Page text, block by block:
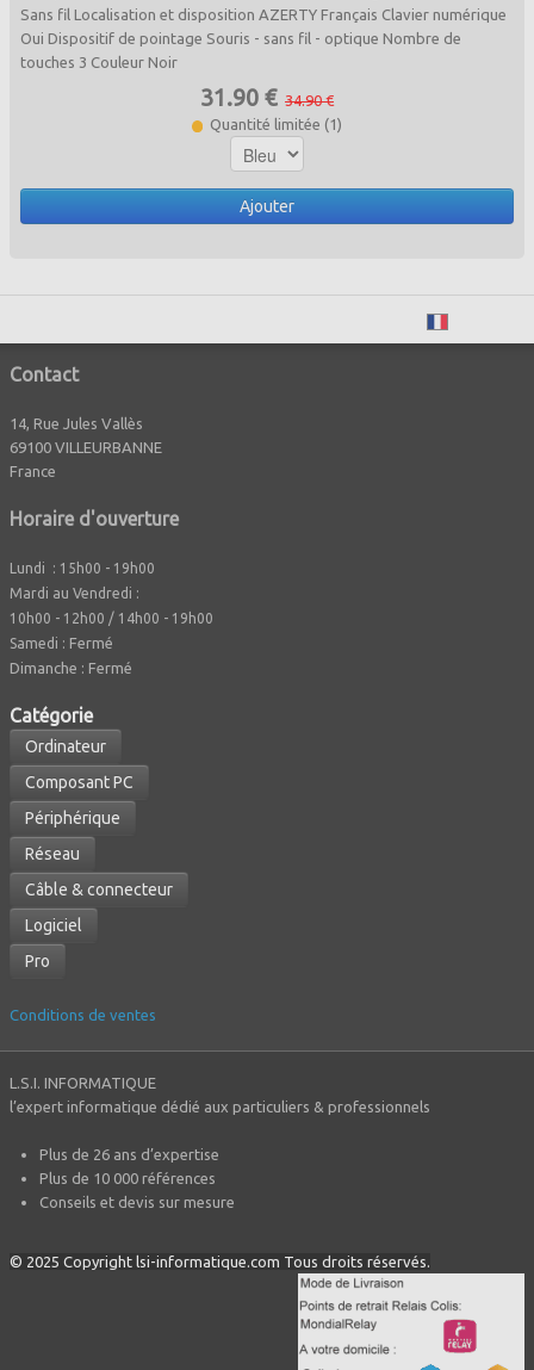
Sans fil Localisation et disposition AZERTY Français Clavier numérique
Oui Dispositif de pointage Souris - sans fil - optique Nombre de
touches 3 Couleur Noir
31.90 € 34.90 €
Quantité limitée (1)
Ajouter
Contact
14, Rue Jules Vallès
69100 VILLEURBANNE
France
Horaire d'ouverture
Lundi : 15h00 - 19h00
Mardi au Vendredi :
10h00 - 12h00 / 14h00 - 19h00
Samedi : Fermé
Dimanche : Fermé
Catégorie
Ordinateur
Composant PC
Périphérique
Réseau
Câble & connecteur
Logiciel
Pro
Conditions de ventes
L.S.I. INFORMATIQUE
l’expert informatique dédié aux particuliers & professionnels
Plus de 26 ans d’expertise
Plus de 10 000 références
Conseils et devis sur mesure
© 2025 Copyright lsi-informatique.com Tous droits réservés.